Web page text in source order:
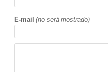
E-mail (no será mostrado)